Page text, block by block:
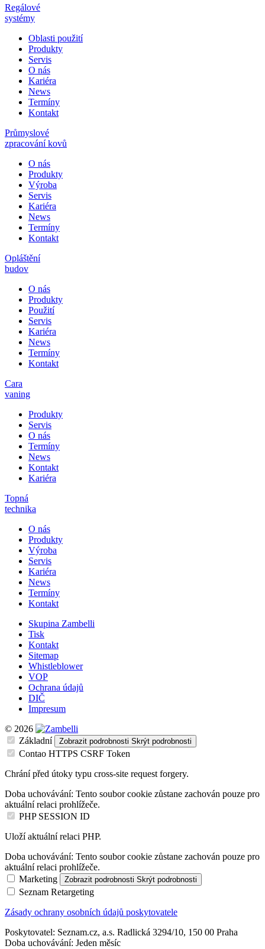
Regálové
systémy
Oblasti použití
Produkty
Servis
O nás
Kariéra
News
Termíny
Kontakt
Průmyslové
zpracování kovů
O nás
Produkty
Výroba
Servis
Kariéra
News
Termíny
Kontakt
Opláštění
budov
O nás
Produkty
Použití
Servis
Kariéra
News
Termíny
Kontakt
Cara
vaning
Produkty
Servis
O nás
Termíny
News
Kontakt
Kariéra
Topná
technika
O nás
Produkty
Výroba
Servis
Kariéra
News
Termíny
Kontakt
Skupina Zambelli
Tisk
Kontakt
Sitemap
Whistleblower
VOP
Ochrana údajů
DIČ
Impresum
© 2026
Základní
Zobrazit podrobnosti Skrýt podrobnosti
Contao HTTPS CSRF Token
Chrání před útoky typu cross-site request forgery.
Doba uchovávání: Tento soubor cookie zůstane zachován pouze pro
aktuální relaci prohlížeče.
PHP SESSION ID
Uloží aktuální relaci PHP.
Doba uchovávání: Tento soubor cookie zůstane zachován pouze pro
aktuální relaci prohlížeče.
Marketing
Zobrazit podrobnosti Skrýt podrobnosti
Seznam Retargeting
Zásady ochrany osobních údajů poskytovatele
Poskytovatel: Seznam.cz, a.s. Radlická 3294/10, 150 00 Praha
Doba uchovávání: Jeden měsíc